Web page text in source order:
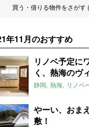
買う・借りる物件をさがす (
年11月のおすすめ
リノベ予定に
く、熱海のヴ
静岡 熱海 リノベ
やーい、おま
敷！